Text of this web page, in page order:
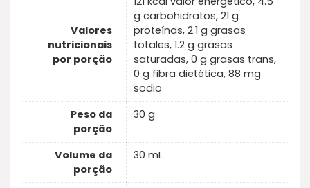
Valores
nutricionais
por porção
g carbohidratos, 21 g
proteínas, 2.1 g grasas
totales, 1.2 g grasas
saturadas, 0 g grasas trans,
0 g fibra dietética, 88 mg
sodio
Peso da
porção
30 g
Volume da
porção
30 mL